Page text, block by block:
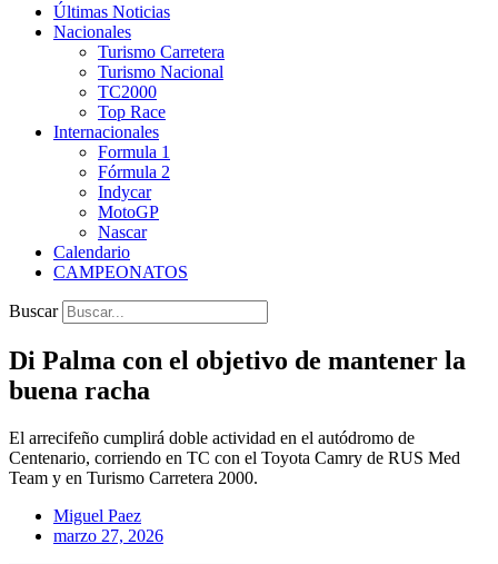
Últimas Noticias
Nacionales
Turismo Carretera
Turismo Nacional
TC2000
Top Race
Internacionales
Formula 1
Fórmula 2
Indycar
MotoGP
Nascar
Calendario
CAMPEONATOS
Buscar
Di Palma con el objetivo de mantener la
buena racha
El arrecifeño cumplirá doble actividad en el autódromo de
Centenario, corriendo en TC con el Toyota Camry de RUS Med
Team y en Turismo Carretera 2000.
Miguel Paez
marzo 27, 2026